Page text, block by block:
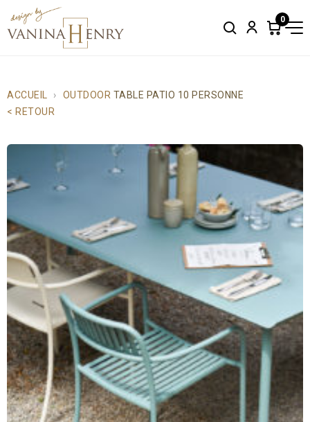
SearchAccount
0
Items
ACCUEIL OUTDOOR TABLE PATIO 10 PERSONNE
< RETOUR